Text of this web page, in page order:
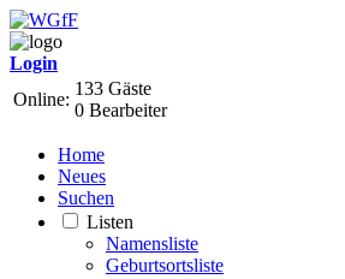
Login
Online:
133 Gäste
0 Bearbeiter
Home
Neues
Suchen
Listen
Namensliste
Geburtsortsliste